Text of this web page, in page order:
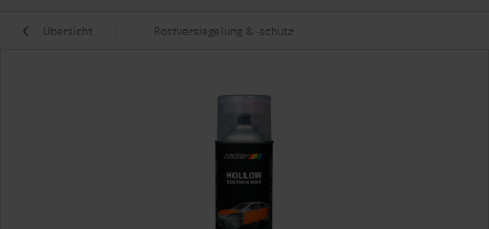
Übersicht Rostversiegelung & -schutz